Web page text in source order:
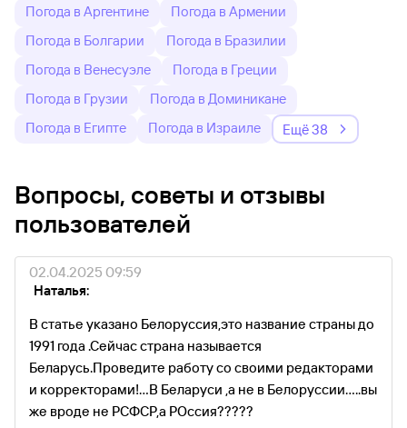
Погода в Аргентине
Погода в Армении
Погода в Болгарии
Погода в Бразилии
Погода в Венесуэле
Погода в Греции
Погода в Грузии
Погода в Доминикане
Погода в Египте
Погода в Израиле Ещё 38
Вопросы, советы и отзывы
пользователей
02.04.2025 09:59
Наталья:
В статье указано Белоруссия,это название страны до
1991 года .Сейчас страна называется
Беларусь.Проведите работу со своими редакторами
и корректорами!...В Беларуси ,а не в Белоруссии.....вы
же вроде не РСФСР,а РОссия?????